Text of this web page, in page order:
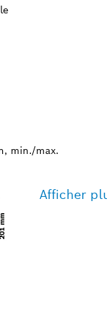
min./max.
Afficher